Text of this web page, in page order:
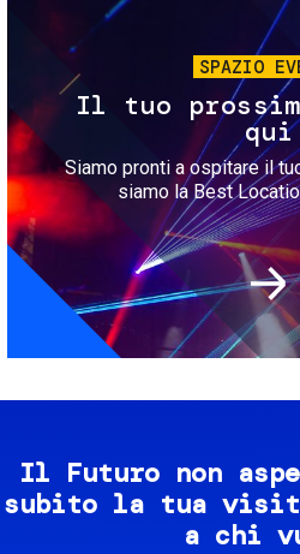
SPAZIO
Il tuo
qui
Siamo pronti a ospitare il
siamo la Best
Il Futuro non
subito la tua
a chi